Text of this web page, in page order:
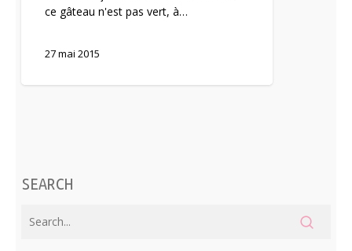
ce gâteau n'est pas vert, à…
27 mai 2015
SEARCH